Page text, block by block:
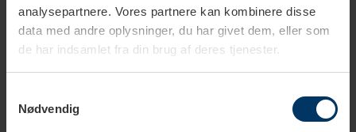
analysepartnere. Vores partnere kan kombinere disse
data med andre oplysninger, du har givet dem, eller som
de har indsamlet fra din brug af deres tjenester.
Nødvendig